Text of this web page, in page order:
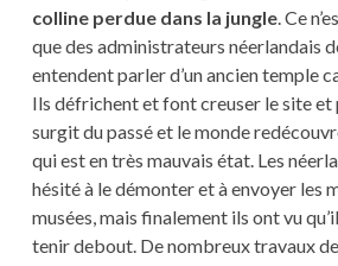
colline perdue dans la jungle. Ce
que des administrateurs néerlandais
entendent parler d’un ancien temple
Ils défrichent et font creuser le site et
surgit du passé et le monde
qui est en très mauvais état. Les
hésité à le démonter et à envoyer les
musées, mais finalement ils ont vu
tenir debout. De nombreux travaux